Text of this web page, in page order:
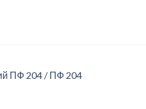
ПФ 204 / ПФ 204